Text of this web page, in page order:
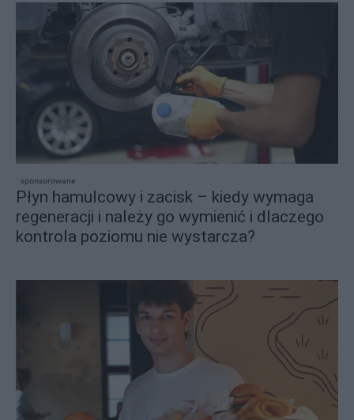
sponsorowane
Płyn hamulcowy i zacisk – kiedy wymaga
regeneracji i należy go wymienić i dlaczego
kontrola poziomu nie wystarcza?